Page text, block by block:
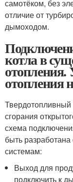
самотёком, без
отличие от
дымоходом.
котла в
отопления.
отопления
Твердотопливный
сгорания
схема
быть
системам:
Выход для
подключить к